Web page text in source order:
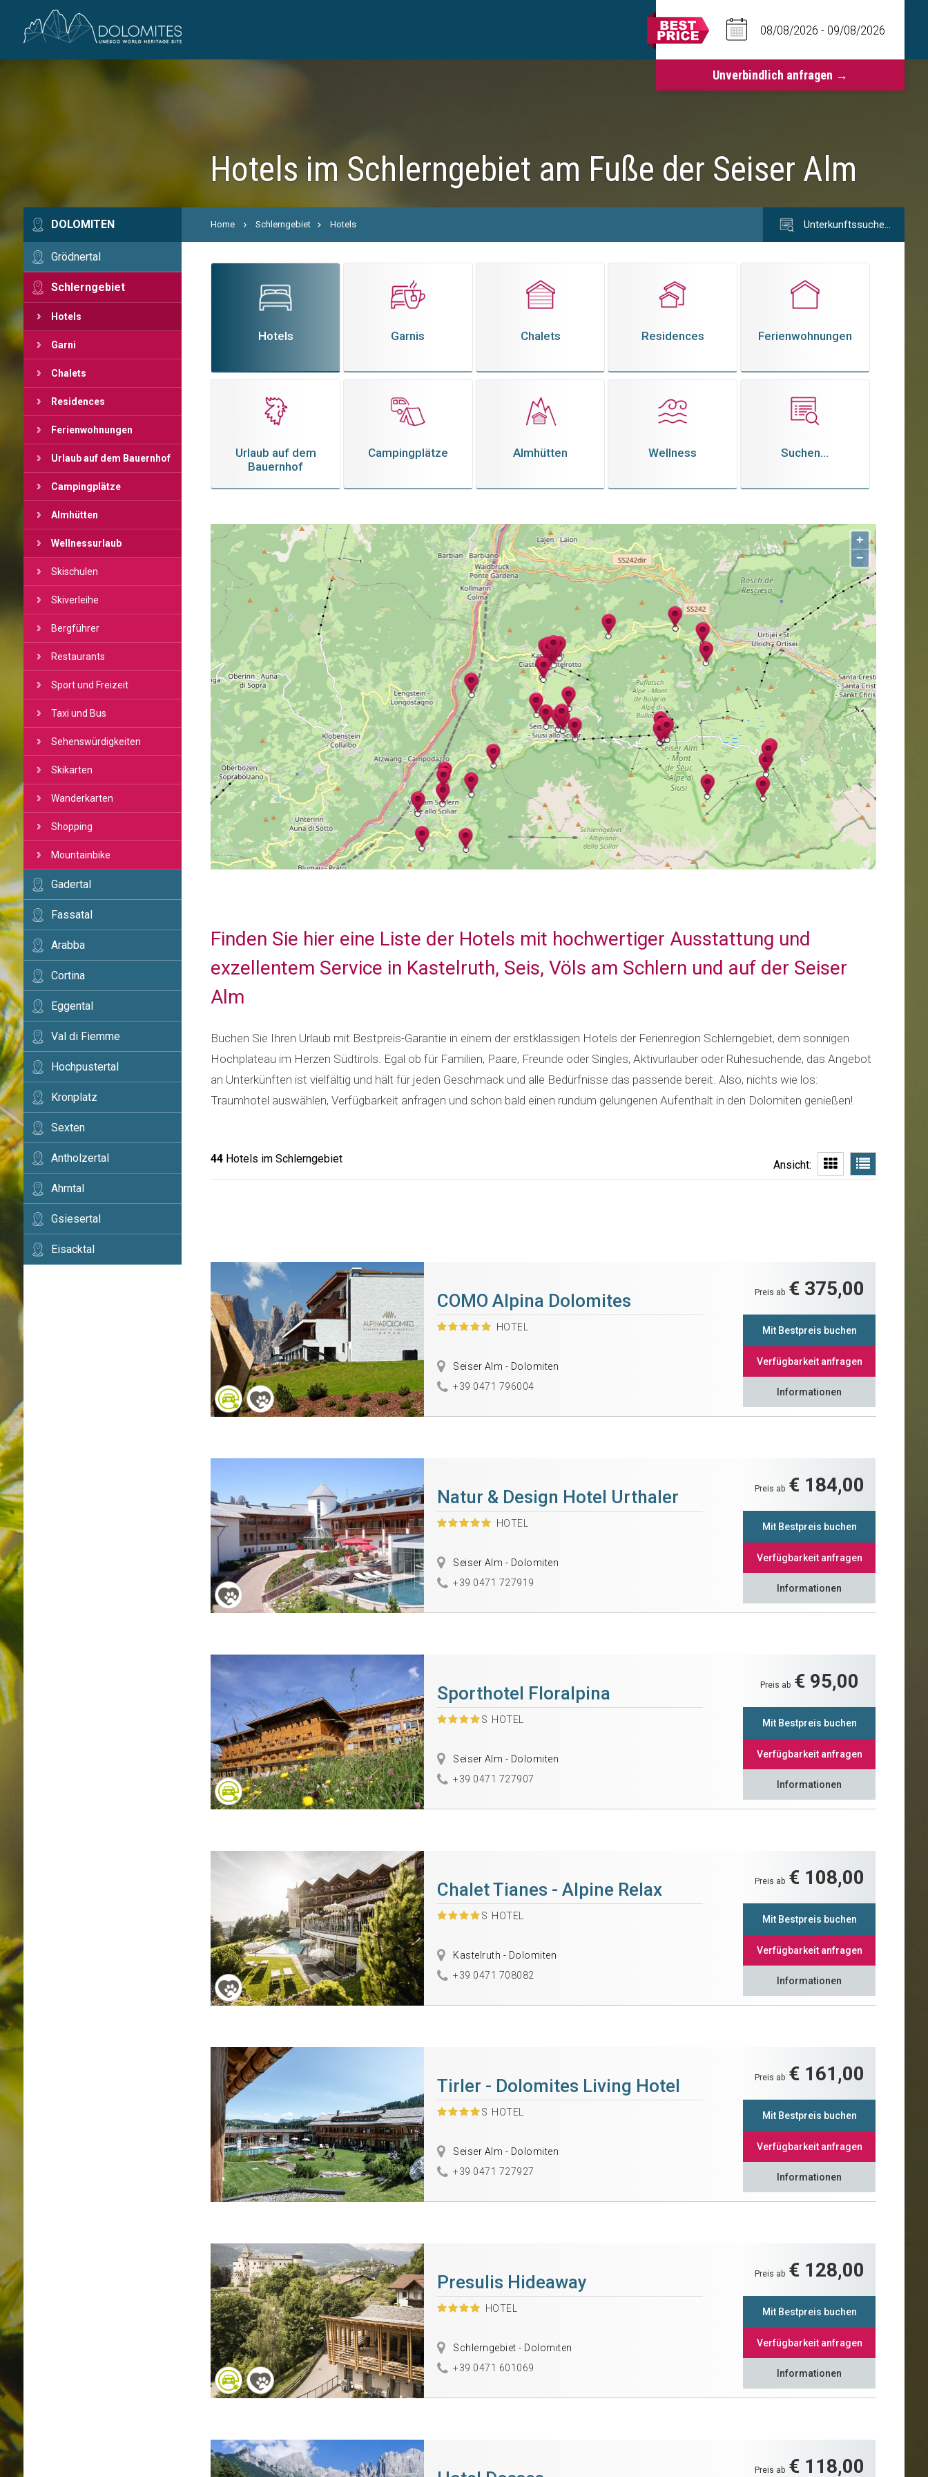
Hotels im Schlerngebiet am Fuße der Seiser Alm
DOLOMITEN
Grödnertal
Schlerngebiet
Hotels
Garni
Chalets
Residences
Ferienwohnungen
Urlaub auf dem Bauernhof
Campingplätze
Almhütten
Wellnessurlaub
Skischulen
Skiverleihe
Bergführer
Restaurants
Sport und Freizeit
Taxi und Bus
Sehenswürdigkeiten
Skikarten
Wanderkarten
Shopping
Mountainbike
Gadertal
Fassatal
Arabba
Cortina
Eggental
Val di Fiemme
Hochpustertal
Kronplatz
Sexten
Antholzertal
Ahrntal
Gsiesertal
Eisacktal
Home Schlerngebiet Hotels Unterkunftssuche…
Hotels Garnis Chalets Residences Ferienwohnungen
Urlaub auf dem
Bauernhof
Campingplätze Almhütten Wellness Suchen...
+
−
Finden Sie hier eine Liste der Hotels mit hochwertiger Ausstattung und
exzellentem Service in Kastelruth, Seis, Völs am Schlern und auf der Seiser
Alm
Buchen Sie Ihren Urlaub mit Bestpreis-Garantie in einem der erstklassigen Hotels der Ferienregion Schlerngebiet, dem sonnigen
Hochplateau im Herzen Südtirols. Egal ob für Familien, Paare, Freunde oder Singles, Aktivurlauber oder Ruhesuchende, das Angebot
an Unterkünften ist vielfältig und hält für jeden Geschmack und alle Bedürfnisse das passende bereit. Also, nichts wie los:
Traumhotel auswählen, Verfügbarkeit anfragen und schon bald einen rundum gelungenen Aufenthalt in den Dolomiten genießen!
44 Hotels im Schlerngebiet Ansicht:
COMO Alpina Dolomites
HOTEL
Seiser Alm - Dolomiten
+39 0471 796004
Preis ab € 375,00
Mit Bestpreis buchen
Verfügbarkeit anfragen
Informationen
Natur & Design Hotel Urthaler
HOTEL
Seiser Alm - Dolomiten
+39 0471 727919
Preis ab € 184,00
Mit Bestpreis buchen
Verfügbarkeit anfragen
Informationen
Sporthotel Floralpina
S HOTEL
Seiser Alm - Dolomiten
+39 0471 727907
Preis ab € 95,00
Mit Bestpreis buchen
Verfügbarkeit anfragen
Informationen
Chalet Tianes - Alpine Relax
S HOTEL
Kastelruth - Dolomiten
+39 0471 708082
Preis ab € 108,00
Mit Bestpreis buchen
Verfügbarkeit anfragen
Informationen
Tirler - Dolomites Living Hotel
S HOTEL
Seiser Alm - Dolomiten
+39 0471 727927
Preis ab € 161,00
Mit Bestpreis buchen
Verfügbarkeit anfragen
Informationen
Presulis Hideaway
HOTEL
Schlerngebiet - Dolomiten
+39 0471 601069
Preis ab € 128,00
Mit Bestpreis buchen
Verfügbarkeit anfragen
Informationen
Preis ab € 118,00